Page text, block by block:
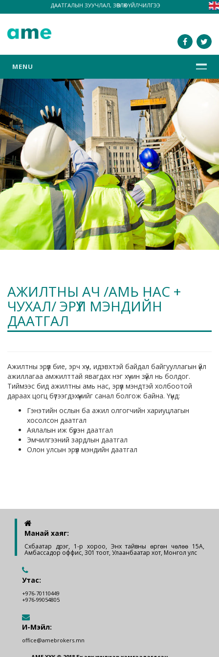
ДААТГАЛЫН ЗУУЧЛАЛ, ЗӨВЛӨХ ҮЙЛЧИЛГЭЭ
MENU
АЖИЛТНЫ АЧ /АМЬ НАС +
ЧУХАЛ/ ЭРҮҮЛ МЭНДИЙН
ДААТГАЛ
Ажилтны эрүүл бие, эрч хүч, идэвхтэй байдал байгууллагын үйл
ажиллагаа амжилттай явагдах нэг хүчин зүйл нь болдог.
Тиймээс бид ажилтны амь нас, эрүүл мэндтэй холбоотой
дараах цогц бүтээгдэхүүнийг санал болгож байна. Үүнд:
Гэнэтийн ослын ба ажил олгогчийн хариуцлагын
хосолсон даатгал
Аялалын иж бүрэн даатгал
Эмчилгээний зардлын даатгал
Олон улсын эрүүл мэндийн даатгал
Манай хаяг:
Сүхбаатар дүүрэг, 1-р хороо, Энх тайвны өргөн чөлөө 15А,
Амбассадор оффис, 301 тоот, Улаанбаатар хот, Монгол улс
Утас:
+976-70110449
+976-99054805
И-Мэйл:
office@amebrokers.mn